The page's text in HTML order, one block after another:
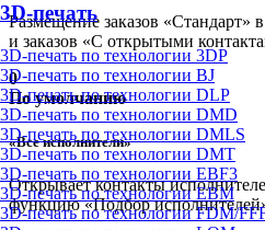
3D-печать
3D-печать по технологии 3DP
3D-печать по технологии BJ
3D-печать по технологии DLP
3D-печать по технологии DMD
3D-печать по технологии DMLS
3D-печать по технологии DMT
3D-печать по технологии EBF3
3D-печать по технологии EBM
3D-печать по технологии FDM/
Размещение заказов «Стандарт»
и заказов «С открытыми
0
По умолчанию
«Все исполнители»
Открывает контакты
функцию «Подбор